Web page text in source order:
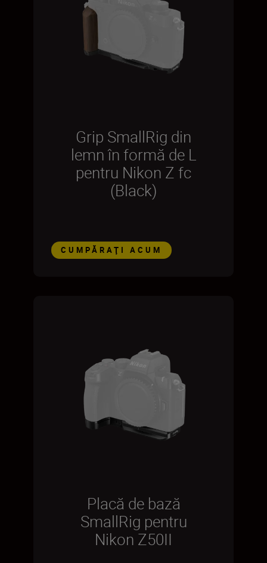
Grip SmallRig din
lemn în formă de L
pentru Nikon Z fc
(Black)
CUMPĂRAŢI ACUM
Placă de bază
SmallRig pentru
Nikon Z50II